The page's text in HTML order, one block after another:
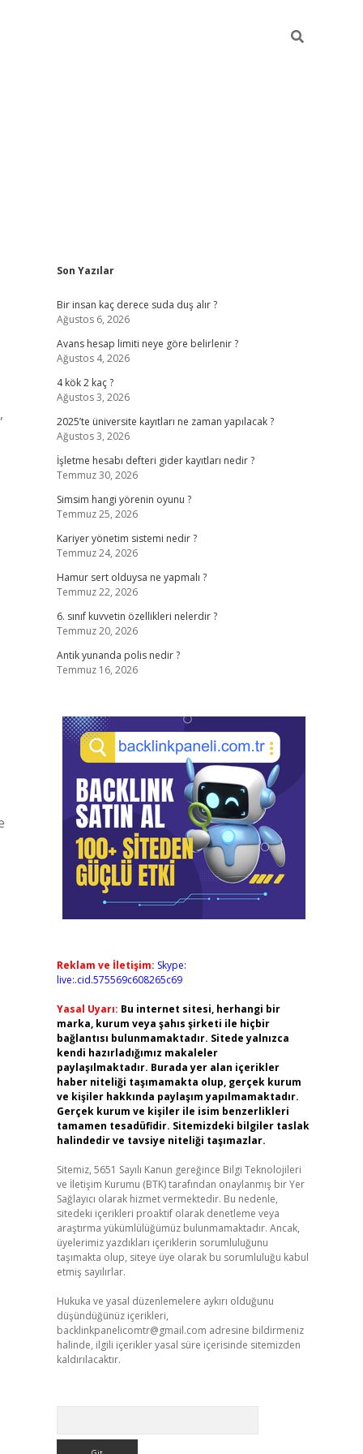
Sidebar
Son Yazılar
Bir insan kaç derece suda duş alır ?
Ağustos 6, 2026
Avans hesap limiti neye göre belirlenir ?
Ağustos 4, 2026
4 kök 2 kaç ?
Ağustos 3, 2026
2025’te üniversite kayıtları ne zaman yapılacak ?
Ağustos 3, 2026
İşletme hesabı defteri gider kayıtları nedir ?
Temmuz 30, 2026
Simsim hangi yörenin oyunu ?
Temmuz 25, 2026
Kariyer yönetim sistemi nedir ?
Temmuz 24, 2026
Hamur sert olduysa ne yapmalı ?
Temmuz 22, 2026
6. sınıf kuvvetin özellikleri nelerdir ?
Temmuz 20, 2026
Antik yunanda polis nedir ?
Temmuz 16, 2026
Reklam ve İletişim: Skype:
live:.cid.575569c608265c69
Yasal Uyarı: Bu internet sitesi, herhangi bir
marka, kurum veya şahıs şirketi ile hiçbir
bağlantısı bulunmamaktadır. Sitede yalnızca
kendi hazırladığımız makaleler
paylaşılmaktadır. Burada yer alan içerikler
haber niteliği taşımamakta olup, gerçek kurum
ve kişiler hakkında paylaşım yapılmamaktadır.
Gerçek kurum ve kişiler ile isim benzerlikleri
tamamen tesadüfidir. Sitemizdeki bilgiler taslak
halindedir ve tavsiye niteliği taşımazlar.
Sitemiz, 5651 Sayılı Kanun gereğince Bilgi Teknolojileri
ve İletişim Kurumu (BTK) tarafından onaylanmış bir Yer
Sağlayıcı olarak hizmet vermektedir. Bu nedenle,
sitedeki içerikleri proaktif olarak denetleme veya
araştırma yükümlülüğümüz bulunmamaktadır. Ancak,
üyelerimiz yazdıkları içeriklerin sorumluluğunu
taşımakta olup, siteye üye olarak bu sorumluluğu kabul
etmiş sayılırlar.
Hukuka ve yasal düzenlemelere aykırı olduğunu
düşündüğünüz içerikleri,
backlinkpanelicomtr@gmail.com adresine bildirmeniz
halinde, ilgili içerikler yasal süre içerisinde sitemizden
kaldırılacaktır.